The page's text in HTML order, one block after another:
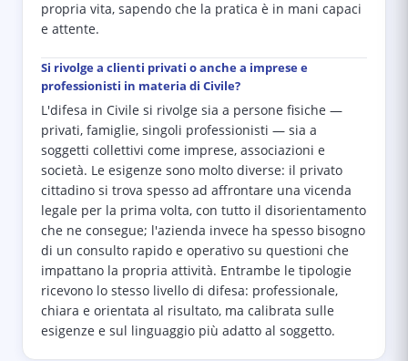
propria vita, sapendo che la pratica è in mani capaci
e attente.
Si rivolge a clienti privati o anche a imprese e
professionisti in materia di Civile?
L'difesa in Civile si rivolge sia a persone fisiche —
privati, famiglie, singoli professionisti — sia a
soggetti collettivi come imprese, associazioni e
società. Le esigenze sono molto diverse: il privato
cittadino si trova spesso ad affrontare una vicenda
legale per la prima volta, con tutto il disorientamento
che ne consegue; l'azienda invece ha spesso bisogno
di un consulto rapido e operativo su questioni che
impattano la propria attività. Entrambe le tipologie
ricevono lo stesso livello di difesa: professionale,
chiara e orientata al risultato, ma calibrata sulle
esigenze e sul linguaggio più adatto al soggetto.